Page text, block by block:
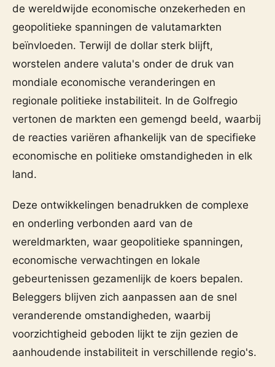
de wereldwijde economische onzekerheden en
geopolitieke spanningen de valutamarkten
beïnvloeden. Terwijl de dollar sterk blijft,
worstelen andere valuta's onder de druk van
mondiale economische veranderingen en
regionale politieke instabiliteit. In de Golfregio
vertonen de markten een gemengd beeld, waarbij
de reacties variëren afhankelijk van de specifieke
economische en politieke omstandigheden in elk
land.
Deze ontwikkelingen benadrukken de complexe
en onderling verbonden aard van de
wereldmarkten, waar geopolitieke spanningen,
economische verwachtingen en lokale
gebeurtenissen gezamenlijk de koers bepalen.
Beleggers blijven zich aanpassen aan de snel
veranderende omstandigheden, waarbij
voorzichtigheid geboden lijkt te zijn gezien de
aanhoudende instabiliteit in verschillende regio's.